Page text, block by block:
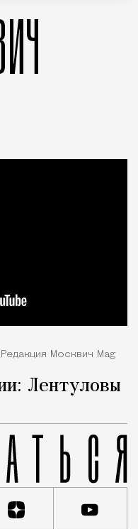
Редакция Москвич Mag
Лентуловы